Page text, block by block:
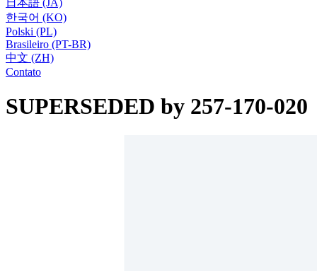
日本語 (JA)
한국어 (KO)
Polski (PL)
Brasileiro (PT-BR)
中文 (ZH)
Contato
SUPERSEDED by 257-170-020